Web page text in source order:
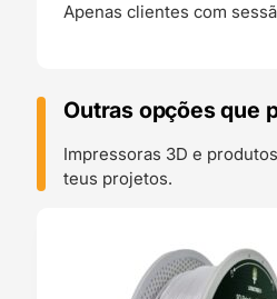
Apenas clientes com
Outras opções que
Impressoras 3D e
teus projetos.